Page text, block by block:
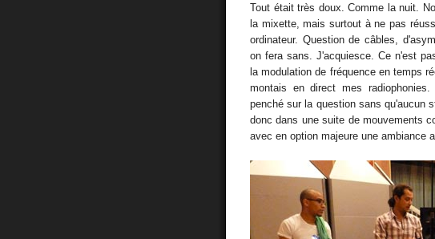
Tout était très doux. Comme la nuit.
la mixette, mais surtout à ne pas
ordinateur. Question de câbles,
on fera sans. J'acquiesce. Ce n'est
la modulation de fréquence en temps
montais en direct mes
penché sur la question sans qu'aucun
donc dans une suite de mouvements
avec en option majeure une ambiance